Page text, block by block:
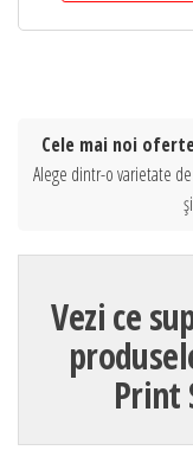
Cele mai noi
Alege dintr-o varietate
Vezi ce
Print